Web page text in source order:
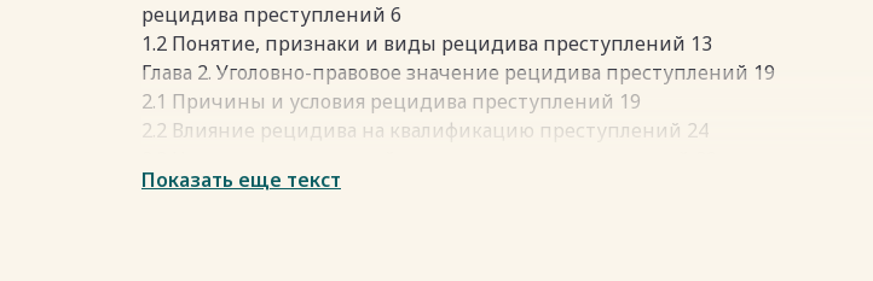
рецидива преступлений 6
1.2 Понятие, признаки и виды рецидива преступлений 13
Глава 2. Уголовно-правовое значение рецидива преступлений 19
2.1 Причины и условия рецидива преступлений 19
2.2 Влияние рецидива на квалификацию преступлений 24
Заключение 36
Показать еще текст